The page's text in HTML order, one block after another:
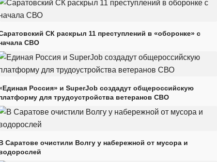
СК раскрыл 11 преступлений в «оборонке» с
СВО
Россия» и SuperJob создадут общероссийскую
для трудоустройства ветеранов СВО
Саратове очистили Волгу у набережной от мусора и